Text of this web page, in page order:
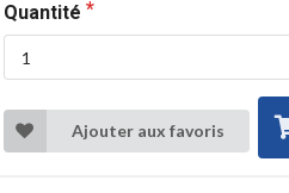
Quantité
Ajouter aux favoris